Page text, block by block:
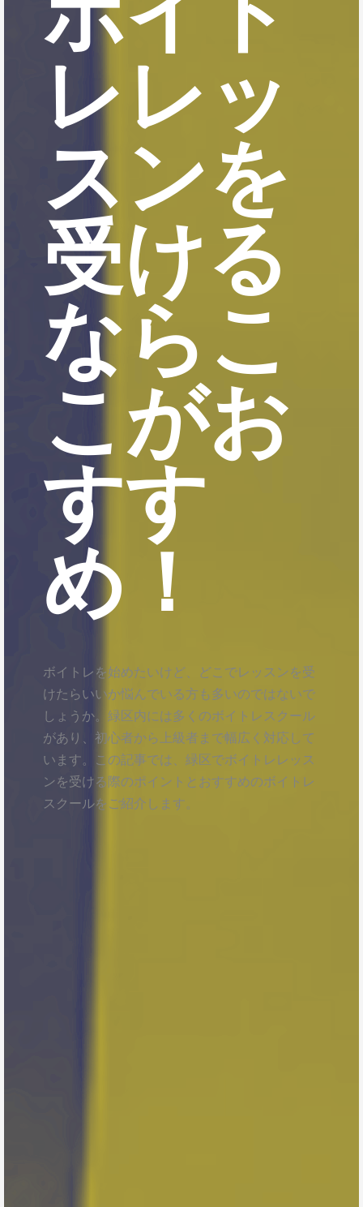
レレッ
スンを
受ける
ならこ
こがお
すす
め！
ボイトレを始めたいけど、どこでレッスンを受
けたらいいか悩んでいる方も多いのではないで
しょうか。緑区内には多くのボイトレスクール
があり、初心者から上級者まで幅広く対応して
います。この記事では、緑区でボイトレレッス
ンを受ける際のポイントとおすすめのボイトレ
スクールをご紹介します。